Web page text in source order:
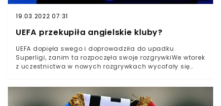
19.03.2022 07:31
UEFA przekupiła angielskie kluby?
UEFA dopięła swego i doprowadziła do upadku
Superligi, zanim ta rozpoczęła swoje rozgrywkiWe wtorek
z uczestnictwa w nowych rozgrywkach wycofały się
przekupiła zespoły Premier League, aby te wystąpiły z
rozgrywekUEFA na razie może świętować. Zaledwie dwa